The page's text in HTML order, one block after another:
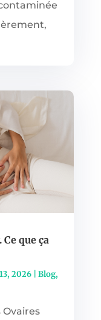
que ça
2026| Blog,
Ovaires